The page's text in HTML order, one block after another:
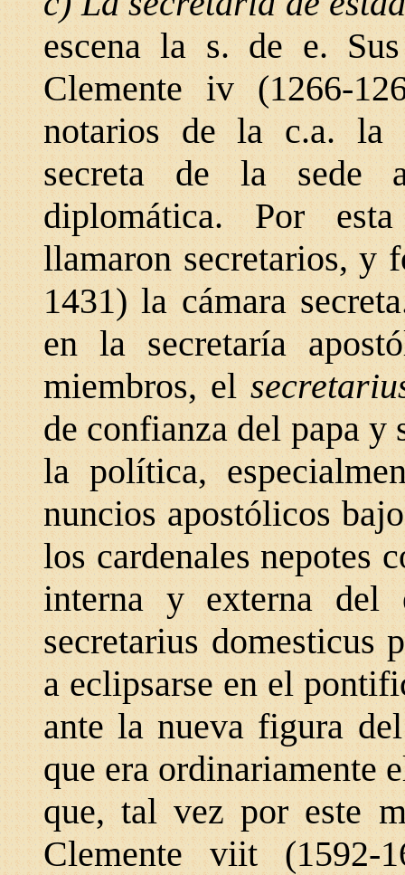
escena la s. de e.
Clemente iv (1266-
notarios de lac.a. la
secretade la sede
diplomática. Por
llamaron secretarios, y
1431) la cámara
en la secretaría
miembros,el
de confianza del papa
la política,
nuncios apostólicos
los cardenalesnepotes
interna y externa
secretarius domesticus
a eclipsarse en el
ante la nueva figura
que eraordinariamente
que, tal vez por este
Clemente viit